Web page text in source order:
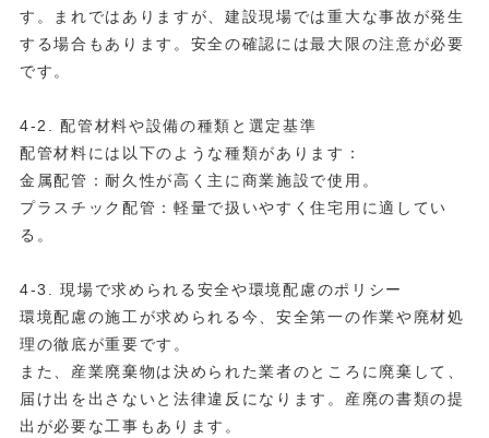
す。まれではありますが、建設現場では重大な事故が発生
する場合もあります。安全の確認には最大限の注意が必要
です。
4-2. 配管材料や設備の種類と選定基準
配管材料には以下のような種類があります：
金属配管：耐久性が高く主に商業施設で使用。
プラスチック配管：軽量で扱いやすく住宅用に適してい
る。
4-3. 現場で求められる安全や環境配慮のポリシー
環境配慮の施工が求められる今、安全第一の作業や廃材処
理の徹底が重要です。
また、産業廃棄物は決められた業者のところに廃棄して、
届け出を出さないと法律違反になります。産廃の書類の提
出が必要な工事もあります。